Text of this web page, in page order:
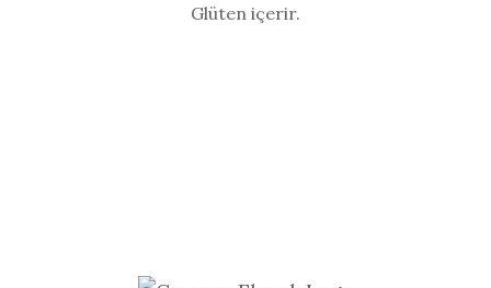
Glüten içerir.